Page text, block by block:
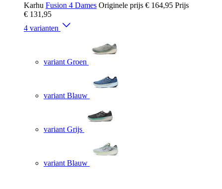
Karhu Fusion 4 Dames Originele prijs € 164,95 Prijs
€ 131,95
4 varianten
variant Groen
variant Blauw
variant Grijs
variant Blauw